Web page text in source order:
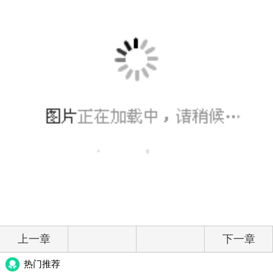
上一章 下一章
热门推荐